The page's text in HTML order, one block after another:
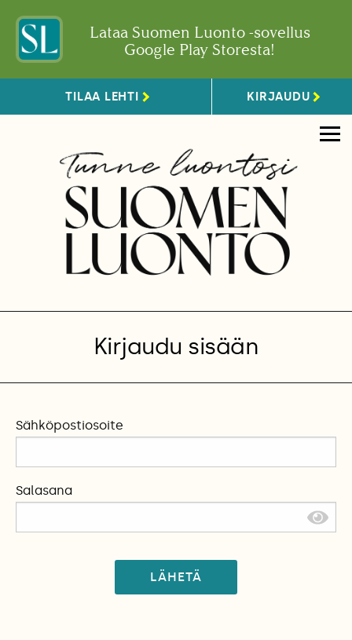
Lataa Suomen Luonto -sovellus
Google Play Storesta!
TILAA LEHTI KIRJAUDU
Kirjaudu sisään
Sähköpostiosoite
Salasana
LÄHETÄ